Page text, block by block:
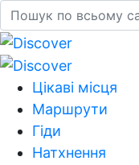
Цікаві місця
Маршрути
Гіди
Натхнення